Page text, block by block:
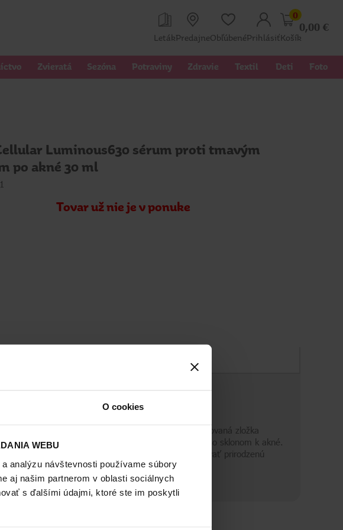
O cookies
WEBU
analýzu návštevnosti používame súbory
aj našim partnerom v oblasti sociálnych
s ďalšími údajmi, ktoré ste im poskytli
LetákPredajneObľúbenéPrihlásiť
0
0,00 €
Košík
Zvieratá Sezóna Potraviny Zdravie Textil Deti Foto
Luminous630 sérum proti tmavým
po akné 30 ml
Tovar už nie je v ponuke
ktorý vašu tvár opäť rozjasní. Vysoko účinná patentovaná zložka
A výťažok zo zeleného čaju pomáha vyrovnávať prirodzenú
Zloženie